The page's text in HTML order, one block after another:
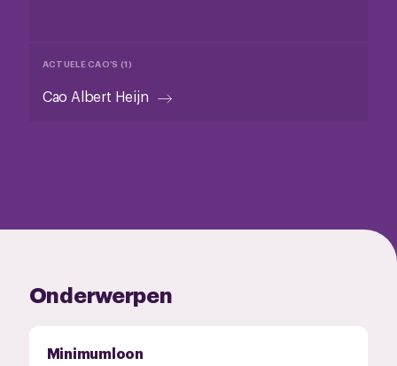
ACTUELE CAO'S (1)
Cao Albert Heijn
Onderwerpen
Minimumloon